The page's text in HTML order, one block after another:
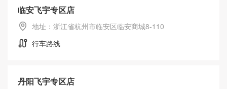
临安飞宇专区店
地址：浙江省杭州市临安区临安商城8-110
行车路线
丹阳飞宇专区店